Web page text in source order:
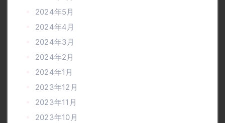
2024年5月
2024年4月
2024年3月
2024年2月
2024年1月
2023年12月
2023年11月
2023年10月